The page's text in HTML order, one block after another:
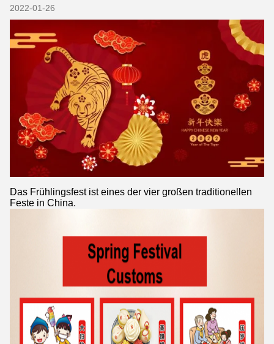
2022-01-26
Das Frühlingsfest ist eines der vier großen traditionellen
Feste in China.